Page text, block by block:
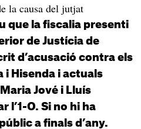
la causa del jutjat
que la fiscalia presenti
de Justícia de
d’acusació contra els
i Hisenda i actuals
Jové i Lluís
l’1-O. Si no hi ha
a finals d’any.